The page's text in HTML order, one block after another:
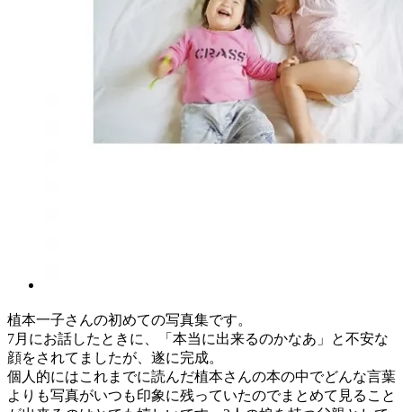
植本一子さんの初めての写真集です。
7月にお話したときに、「本当に出来るのかなあ」と不安な
顔をされてましたが、遂に完成。
個人的にはこれまでに読んだ植本さんの本の中でどんな言葉
よりも写真がいつも印象に残っていたのでまとめて見ること